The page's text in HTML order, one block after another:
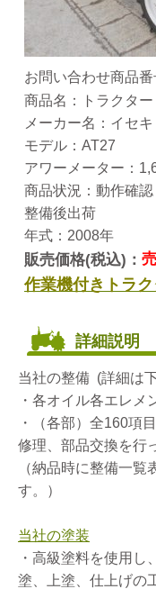
お問い合わせ商品番
商品名：トラクター
メーカー名：イセキ
モデル：AT27
アワーメーター：
商品状況：動作確
整備後出荷
年式：2008年
販売価格(税込)：
作業機付きトラ
詳細説明
当社の整備 (詳細は
・各オイル各エレメ
・（各部）全160項
修理、部品交換を行
（納品時に整備一覧
す。）
当社の塗装
・高級塗料を使用
塗、上塗、仕上げの